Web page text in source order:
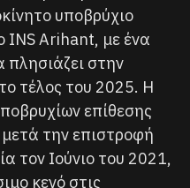
υποβρύχιο
INS Arihant, με ένα
πλησιάζει στην
τέλος του 2025. Η
επίθεσης
την επιστροφή
τον Ιούνιο του 2021,
κενό στις